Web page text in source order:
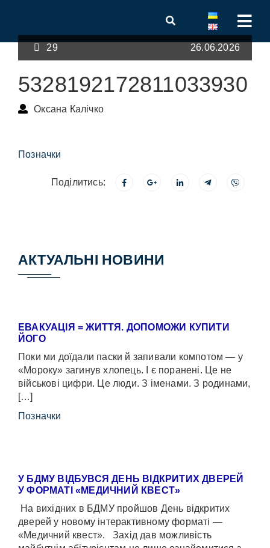
29 26.06.2026
5328192172811033930
Оксана Калічко
Позначки
Поділитись:
АКТУАЛЬНІ НОВИНИ
ЕВАКУАЦІЯ = ЖИТТЯ. ДОПОМОЖИ КУПИТИ
ЙОГО
Поки ми доїдали паски й запивали компотом — у
«Мороку» загинув хлопець. І є поранені. Це не
військові цифри. Це люди. З іменами. З родинами,
[…]
Позначки
У БДМУ ВІДБУВСЯ ДЕНЬ ВІДКРИТИХ ДВЕРЕЙ
У ФОРМАТІ «МЕДИЧНИЙ КВЕСТ»
На вихідних в БДМУ пройшов День відкритих
дверей у новому інтерактивному форматі —
«Медичний квест». Захід дав можливість